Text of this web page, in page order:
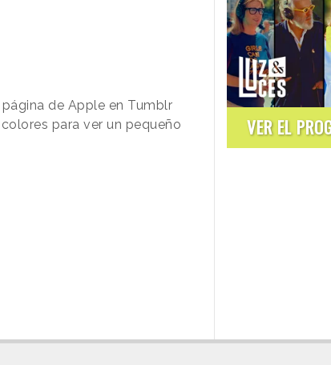
página de Apple en Tumblr
para ver un pequeño
VER EL